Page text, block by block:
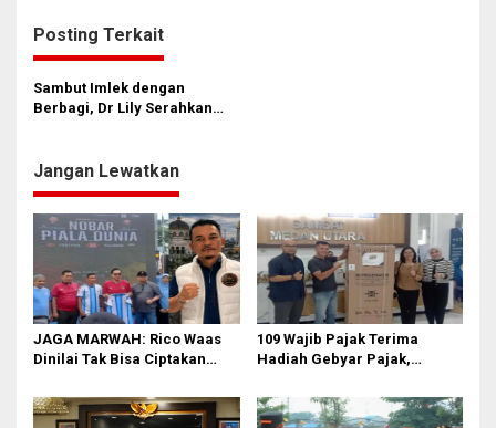
a
s
i
o
s
Posting Terkait
Sambut Imlek dengan
Berbagi, Dr Lily Serahkan
Medan
Jangan Lewatkan
JAGA MARWAH: Rico Waas
Dinilai Tak Bisa Ciptakan
Jangan Bungkam
109 Wajib Pajak Terima
Hadiah Gebyar Pajak,
Masyarakat Bayar PKB Tepat
Waktu